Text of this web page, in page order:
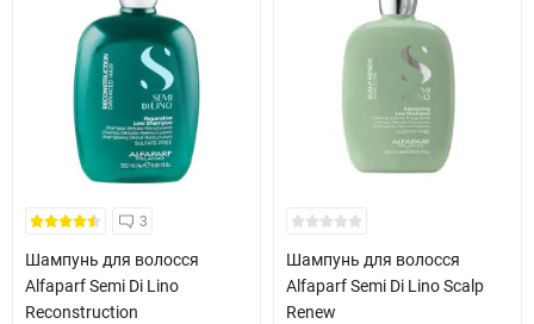
3
Шампунь для волосся
Alfaparf Semi Di Lino
Reconstruction
Шампунь для волосся
Alfaparf Semi Di Lino Scalp
Renew